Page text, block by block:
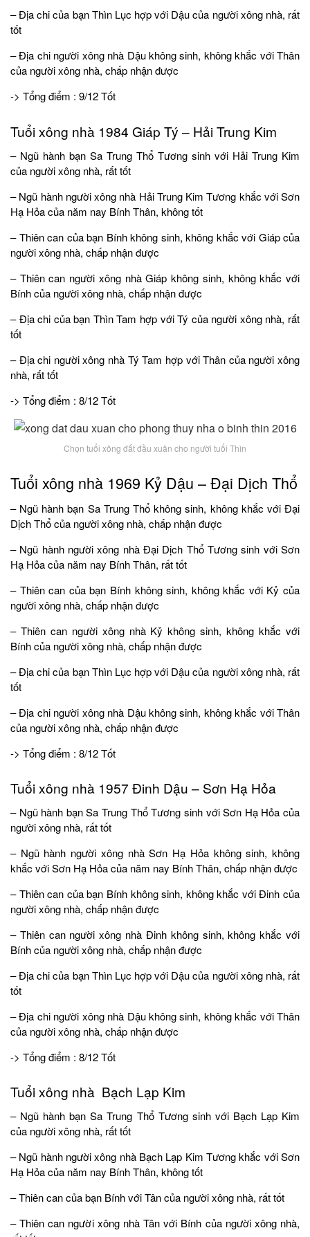
– Địa chi của bạn Thìn Lục hợp với Dậu của người xông nhà, rất
tốt
– Địa chi người xông nhà Dậu không sinh, không khắc với Thân
của người xông nhà, chấp nhận được
-> Tổng điểm : 9/12 Tốt
Tuổi xông nhà 1984 Giáp Tý – Hải Trung Kim
– Ngũ hành bạn Sa Trung Thổ Tương sinh với Hải Trung Kim
của người xông nhà, rất tốt
– Ngũ hành người xông nhà Hải Trung Kim Tương khắc với Sơn
Hạ Hỏa của năm nay Bính Thân, không tốt
– Thiên can của bạn Bính không sinh, không khắc với Giáp của
người xông nhà, chấp nhận được
– Thiên can người xông nhà Giáp không sinh, không khắc với
Bính của người xông nhà, chấp nhận được
– Địa chi của bạn Thìn Tam hợp với Tý của người xông nhà, rất
tốt
– Địa chi người xông nhà Tý Tam hợp với Thân của người xông
nhà, rất tốt
-> Tổng điểm : 8/12 Tốt
Chọn tuổi xông đất đầu xuân cho người tuổi Thìn
Tuổi xông nhà 1969 Kỷ Dậu – Đại Dịch Thổ
– Ngũ hành bạn Sa Trung Thổ không sinh, không khắc với Đại
Dịch Thổ của người xông nhà, chấp nhận được
– Ngũ hành người xông nhà Đại Dịch Thổ Tương sinh với Sơn
Hạ Hỏa của năm nay Bính Thân, rất tốt
– Thiên can của bạn Bính không sinh, không khắc với Kỷ của
người xông nhà, chấp nhận được
– Thiên can người xông nhà Kỷ không sinh, không khắc với
Bính của người xông nhà, chấp nhận được
– Địa chi của bạn Thìn Lục hợp với Dậu của người xông nhà, rất
tốt
– Địa chi người xông nhà Dậu không sinh, không khắc với Thân
của người xông nhà, chấp nhận được
-> Tổng điểm : 8/12 Tốt
Tuổi xông nhà 1957 Đinh Dậu – Sơn Hạ Hỏa
– Ngũ hành bạn Sa Trung Thổ Tương sinh với Sơn Hạ Hỏa của
người xông nhà, rất tốt
– Ngũ hành người xông nhà Sơn Hạ Hỏa không sinh, không
khắc với Sơn Hạ Hỏa của năm nay Bính Thân, chấp nhận được
– Thiên can của bạn Bính không sinh, không khắc với Đinh của
người xông nhà, chấp nhận được
– Thiên can người xông nhà Đinh không sinh, không khắc với
Bính của người xông nhà, chấp nhận được
– Địa chi của bạn Thìn Lục hợp với Dậu của người xông nhà, rất
tốt
– Địa chi người xông nhà Dậu không sinh, không khắc với Thân
của người xông nhà, chấp nhận được
-> Tổng điểm : 8/12 Tốt
Tuổi xông nhà Bạch Lạp Kim
– Ngũ hành bạn Sa Trung Thổ Tương sinh với Bạch Lạp Kim
của người xông nhà, rất tốt
– Ngũ hành người xông nhà Bạch Lạp Kim Tương khắc với Sơn
Hạ Hỏa của năm nay Bính Thân, không tốt
– Thiên can của bạn Bính với Tân của người xông nhà, rất tốt
– Thiên can người xông nhà Tân với Bính của người xông nhà,